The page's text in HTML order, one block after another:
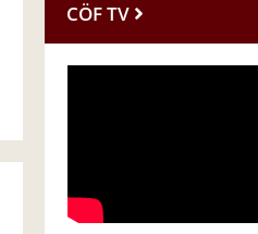
CÖF TV